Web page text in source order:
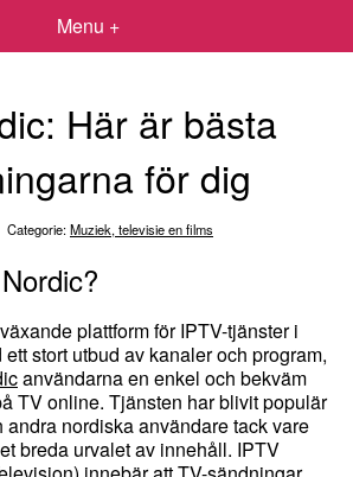
Menu +
Här är bästa
för dig
Categorie:Muziek, televisie en films
plattform för IPTV-tjänster i
stort utbud av kanaler och program,
användarna en enkel och bekväm
TV online. Tjänsten har blivit populär
nordiska användare tack vare
breda urvalet av innehåll. IPTV